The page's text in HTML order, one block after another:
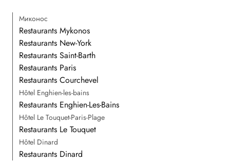
Миконос
Restaurants Mykonos
Restaurants New-York
Restaurants Saint-Barth
Restaurants Paris
Restaurants Courchevel
Hôtel Enghien-les-bains
Restaurants Enghien-Les-Bains
Hôtel Le Touquet-Paris-Plage
Restaurants Le Touquet
Hôtel Dinard
Restaurants Dinard